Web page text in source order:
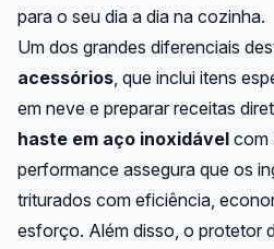
para o seu dia a dia na cozinha.
Um dos grandes diferenciais
acessórios, que inclui itens
em neve e preparar receitas
haste em aço inoxidável com
performance assegura que os
triturados com eficiência,
esforço. Além disso, o protetor